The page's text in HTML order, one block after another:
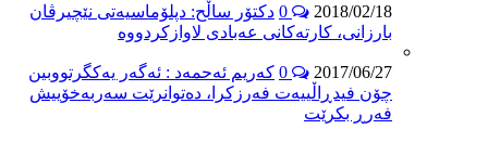
2018/02/18
دکتۆر ساڵح: دپلۆماسیەتی نێچیرڤان
بارزانی، کارتەکانی عەبادی لاوازکردووە
2017/06/27
كه‌ریم ئه‌حمه‌د : ئه‌گه‌ر یه‌كگرتووبین
چۆن فیدڕاڵییه‌ت فه‌رزكرا، ده‌توانرێت سه‌ربه‌خۆییش
فه‌رڕ بكرێت